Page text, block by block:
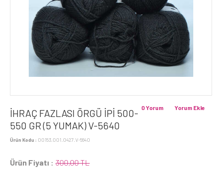
İHRAÇ FAZLASI ÖRGÜ İPİ 500-
550 GR (5 YUMAK) V-5640
Ürün Kodu : 00153.001.0427.V-5640
Yorum Ekle
0 Yorum
Ürün Fiyatı : 300,00 TL